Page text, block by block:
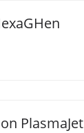
PlasmaJet